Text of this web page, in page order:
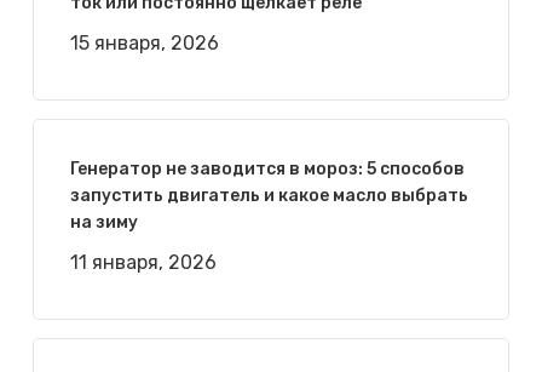
15 января, 2026
Генератор не заводится в мороз: 5 способов
запустить двигатель и какое масло выбрать
на зиму
11 января, 2026